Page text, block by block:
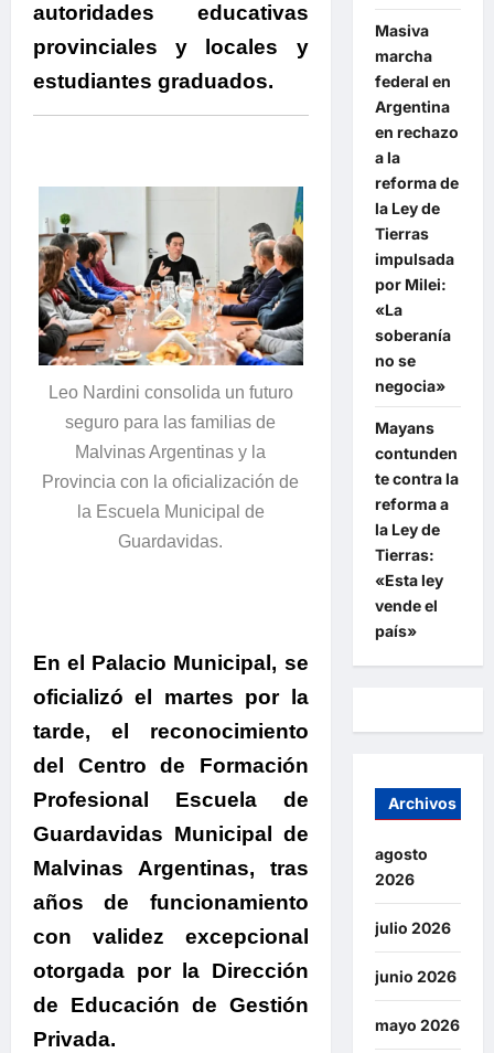
autoridades educativas
provinciales y locales y
estudiantes graduados.
Leo Nardini consolida un futuro
seguro para las familias de
Malvinas Argentinas y la
Provincia con la oficialización de
la Escuela Municipal de
Guardavidas.
En el Palacio Municipal, se
oficializó el martes por la
tarde, el reconocimiento
del Centro de Formación
Profesional Escuela de
Guardavidas Municipal de
Malvinas Argentinas, tras
años de funcionamiento
con validez excepcional
otorgada por la Dirección
de Educación de Gestión
Privada.
Masiva
marcha
federal en
Argentina
en rechazo
a la
reforma de
la Ley de
Tierras
impulsada
por Milei:
«La
soberanía
no se
negocia»
Mayans
contunden
te contra la
reforma a
la Ley de
Tierras:
«Esta ley
vende el
país»
Archivos
agosto
2026
julio 2026
junio 2026
mayo 2026